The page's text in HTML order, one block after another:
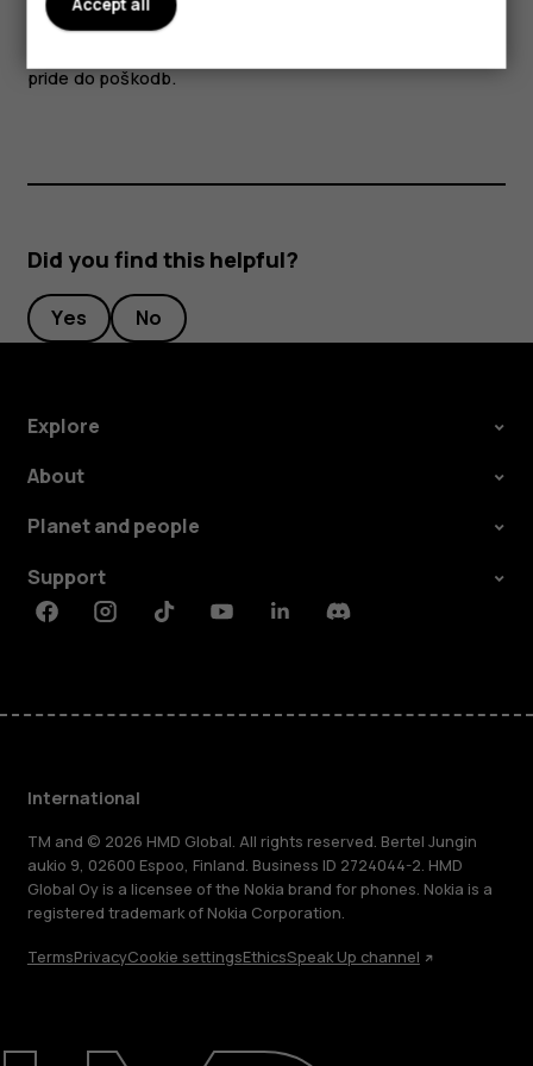
Repair, reuse, recycle
predmete. Kreditnih in drugih kartic z magnetnim zapisom
pride do poškodb.
Did you find this helpful?
Yes No
Explore
About
Planet and people
Support
FacebookInstagramTiktokYoutubeLinkedinDiscord
International
TM and © 2026 HMD Global. All rights reserved. Bertel Jungin
aukio 9, 02600 Espoo, Finland. Business ID 2724044-2. HMD
Global Oy is a licensee of the Nokia brand for phones. Nokia is a
registered trademark of Nokia Corporation.
TermsPrivacyCookie settingsEthicsSpeak Up channel
Accept all